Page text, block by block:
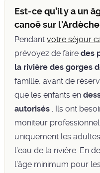
Est-ce qu’il y a un
canoë sur l’Ardèche
Pendantvotre séjour
prévoyez de fairedes
la rivière des gorges
famille, avant de
que les enfants en
autorisés . Ils ont
moniteur
uniquement les
l’eau de la rivière. En
l’âge minimum pour